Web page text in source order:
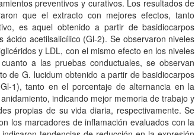
preventivos y curativos. Los resultados de
que el extracto con mejores efectos, tanto
es aquel obtenido a partir de basidiocarpos
acetilsalicílico (Gl-2). Se observaron niveles
y LDL, con el mismo efecto en los niveles
a las pruebas conductuales, se observan
de G. lucidum obtenido a partir de basidiocarpos
1), tanto en el porcentaje de alternancia en la
indicando mejor memoria de trabajo y
propias de su vida diaria, respectivamente. Se
los marcadores de inflamación evaluados con la